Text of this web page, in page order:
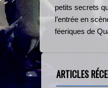
petits secrets
l’entrée en
féeriques de
ARTICLES